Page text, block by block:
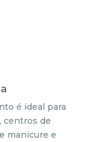
é ideal para
centros de
manicure e